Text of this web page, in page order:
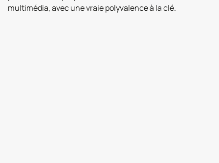
multimédia, avec une vraie polyvalence à la clé.